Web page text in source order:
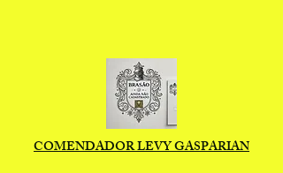
COMENDADOR LEVY GASPARIAN